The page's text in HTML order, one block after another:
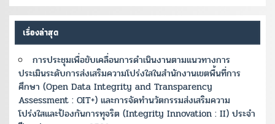
เรื่องล่าสุด
การประชุมเพื่อขับเคลื่อนการดำเนินงานตามแนวทางการ
ประเมินระดับการส่งเสริมความโปร่งใสในสำนักงานเขตพื้นที่การ
ศึกษา (Open Data Integrity and Transparency
Assessment : OIT+) และการจัดทำนวัตกรรมส่งเสริมความ
โปร่งใสและป้องกันการทุจริต (Integrity Innovation : II) ประจำ